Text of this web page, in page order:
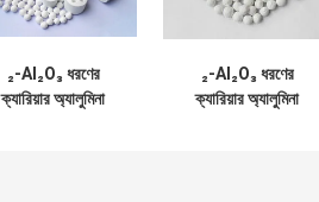
₂-Al₂O₃ ধরণের
ক্যারিয়ার অ্যালুমিনা
₂-Al₂O₃ ধরণের
ক্যারিয়ার অ্যালুমিনা